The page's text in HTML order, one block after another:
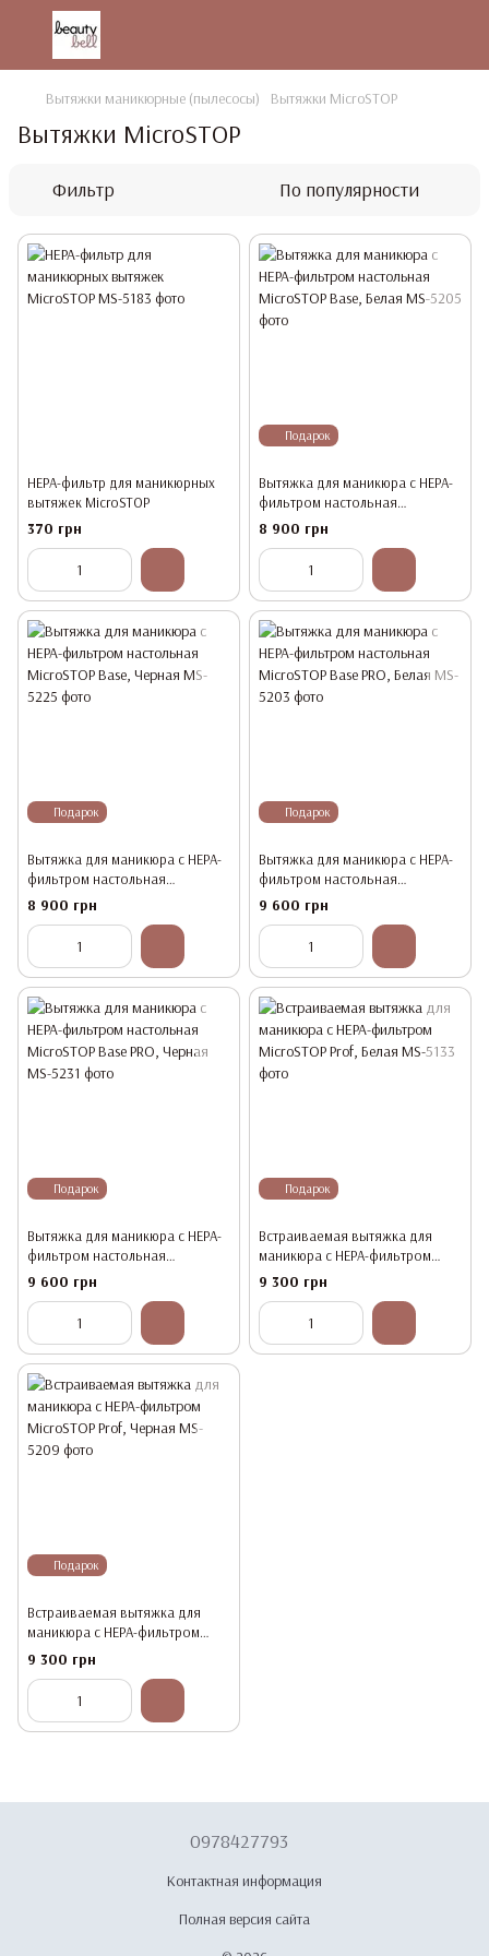
Вытяжки маникюрные (пылесосы) Вытяжки MicroSTOP
Вытяжки MicroSTOP
Фильтр По популярности
HEPA-фильтр для маникюрных
вытяжек MicroSTOP
370 грн
Подарок
Вытяжка для маникюра с HEPA-
фильтром настольная
MicroSTOP Base, Белая
8 900 грн
Подарок
Вытяжка для маникюра с HEPA-
фильтром настольная
MicroSTOP Base, Черная
8 900 грн
Подарок
Вытяжка для маникюра с HEPA-
фильтром настольная
MicroSTOP Base PRO, Белая
9 600 грн
Подарок
Вытяжка для маникюра с HEPA-
фильтром настольная
MicroSTOP Base PRO, Черная
9 600 грн
Подарок
Встраиваемая вытяжка для
маникюра с HEPA-фильтром
MicroSTOP Prof, Белая
9 300 грн
Подарок
Встраиваемая вытяжка для
маникюра с HEPA-фильтром
MicroSTOP Prof, Черная
9 300 грн
0978427793
Контактная информация
Полная версия сайта